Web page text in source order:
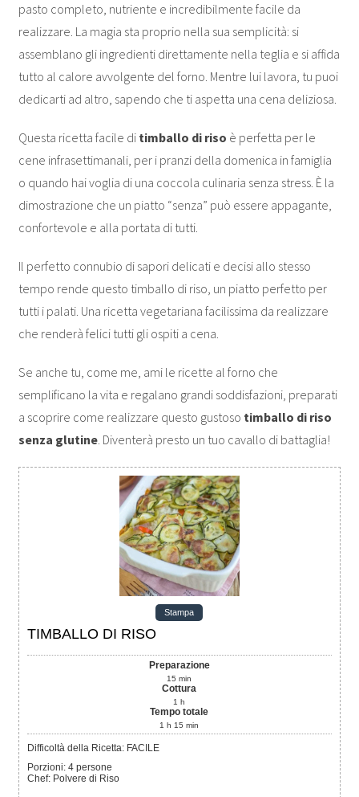
pasto completo, nutriente e incredibilmente facile da
realizzare. La magia sta proprio nella sua semplicità: si
assemblano gli ingredienti direttamente nella teglia e si affida
tutto al calore avvolgente del forno. Mentre lui lavora, tu puoi
dedicarti ad altro, sapendo che ti aspetta una cena deliziosa.
Questa ricetta facile di timballo di riso è perfetta per le
cene infrasettimanali, per i pranzi della domenica in famiglia
o quando hai voglia di una coccola culinaria senza stress. È la
dimostrazione che un piatto “senza” può essere appagante,
confortevole e alla portata di tutti.
Il perfetto connubio di sapori delicati e decisi allo stesso
tempo rende questo timballo di riso, un piatto perfetto per
tutti i palati. Una ricetta vegetariana facilissima da realizzare
che renderà felici tutti gli ospiti a cena.
Se anche tu, come me, ami le ricette al forno che
semplificano la vita e regalano grandi soddisfazioni, preparati
a scoprire come realizzare questo gustoso timballo di riso
senza glutine. Diventerà presto un tuo cavallo di battaglia!
Stampa
TIMBALLO DI RISO
Preparazione
15 min
Cottura
1 h
Tempo totale
1 h 15 min
Difficoltà della Ricetta: FACILE
Porzioni:4 persone
Chef: Polvere di Riso